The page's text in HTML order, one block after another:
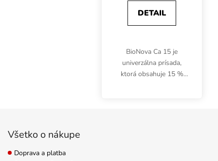
DETAIL
BioNova Ca 15 je
univerzálna prísada,
ktorá obsahuje 15 %
Všetko o nákupe
Doprava a platba